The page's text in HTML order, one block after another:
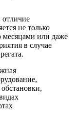
отличие
не только
месяцами или даже
в случае